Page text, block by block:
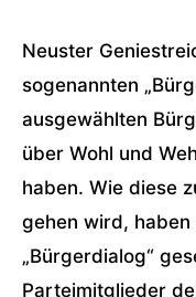
Neuster
sogenannten
ausgewählten
über Wohl und
haben. Wie diese
gehen wird,
„Bürgerdialog“
Parteimitglieder